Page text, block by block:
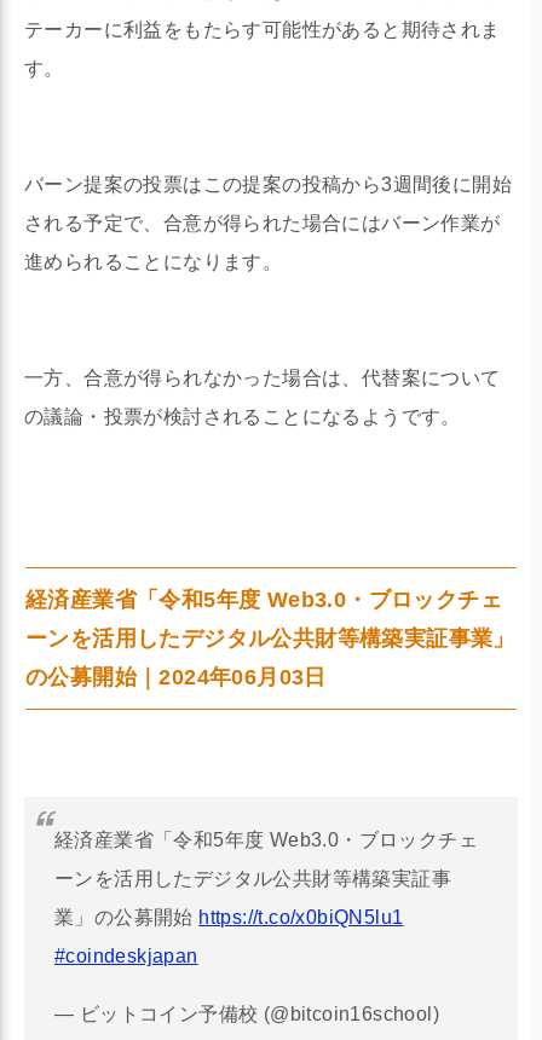
テーカーに利益をもたらす可能性があると期待されま
す。
バーン提案の投票はこの提案の投稿から3週間後に開始
される予定で、合意が得られた場合にはバーン作業が
進められることになります。
一方、合意が得られなかった場合は、代替案について
の議論・投票が検討されることになるようです。
経済産業省「令和5年度 Web3.0・ブロックチェ
ーンを活用したデジタル公共財等構築実証事業」
の公募開始｜2024年06月03日
経済産業省「令和5年度 Web3.0・ブロックチェ
ーンを活用したデジタル公共財等構築実証事
業」の公募開始 https://t.co/x0biQN5lu1
#coindeskjapan
— ビットコイン予備校 (@bitcoin16school)